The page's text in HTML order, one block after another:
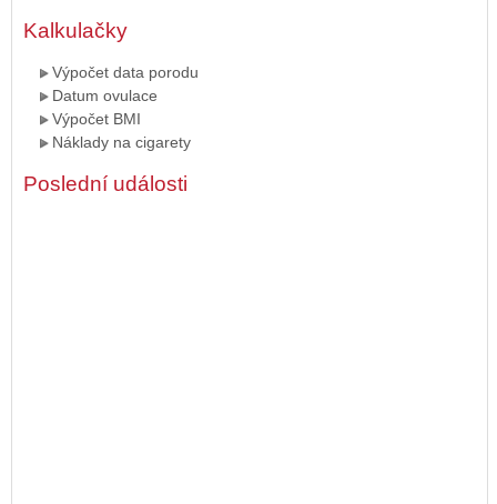
Kalkulačky
Výpočet data porodu
Datum ovulace
Výpočet BMI
Náklady na cigarety
Poslední události